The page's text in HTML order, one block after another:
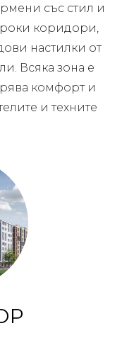
със стил и
коридори,
настилки от
Всяка зона е
комфорт и
и техните